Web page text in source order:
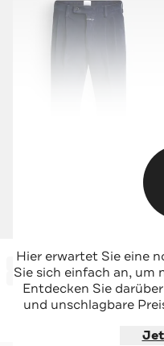
CLOSED
Stoffhose 'Bergen' dunkelblau
-71%*
Sale
Jetzt shoppen
Hier erwartet Sie eine
Sie sich einfach an, um
Entdecken Sie
und unschlagbare